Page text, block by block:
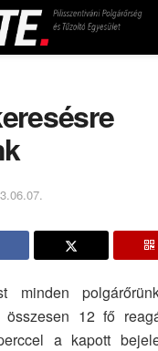
minden
összesen 12 fő
a kapott